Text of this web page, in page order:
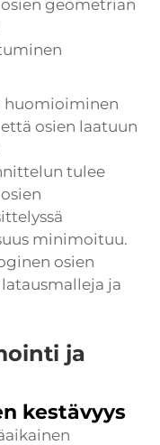
geometrian
huomioiminen
osien laatuun
tulee
minimoituu.
osien
ja
ja
kestävyys